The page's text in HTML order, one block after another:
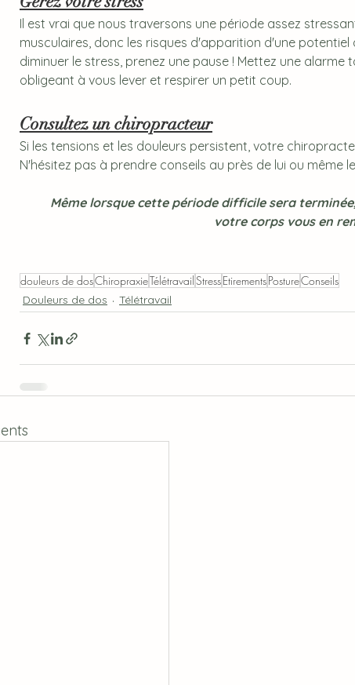
Il est vrai que nous traversons une période assez
musculaires, donc les risques d'apparition d'une
diminuer le stress, prenez une pause ! Mettez une alarme
obligeant à vous lever et respirer un petit coup.
Consultez un chiropracteur
Si les tensions et les douleurs persistent, votre
N'hésitez pas à prendre conseils au près de lui ou même
Même lorsque cette période difficile sera
votre corps vous en
douleurs de dosChiropraxieTélétravail StressEtirementsPostureConseils
Douleurs de dos Télétravail